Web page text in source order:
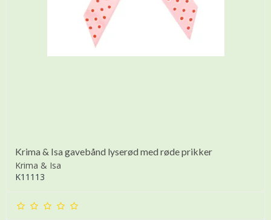
Krima & Isa gavebånd lyserød med røde prikker
Krima & Isa
K11113